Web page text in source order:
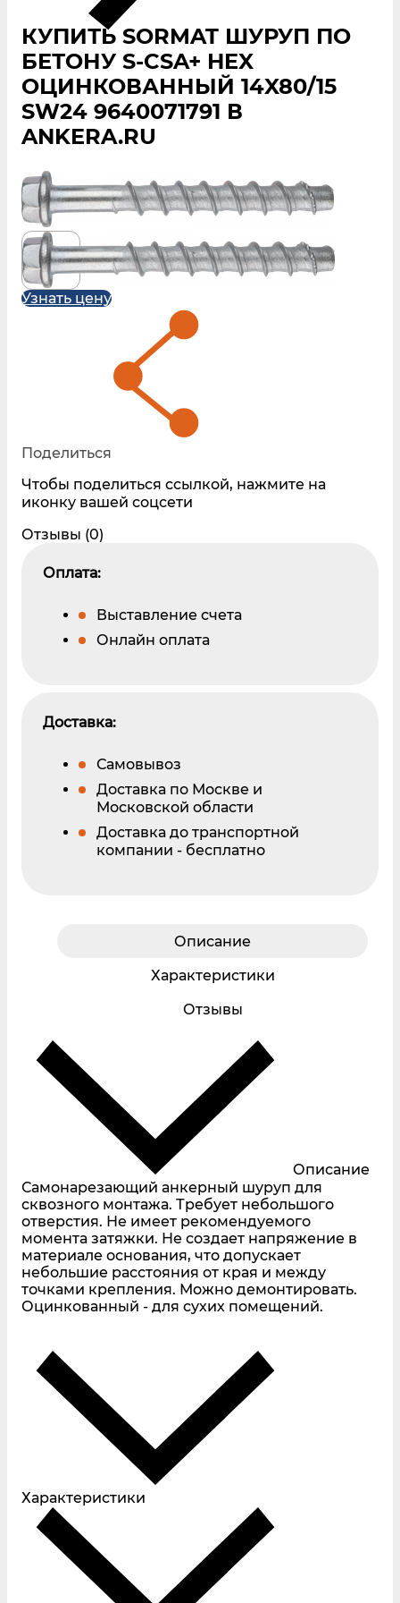
КУПИТЬ SORMAT ШУРУП ПО
БЕТОНУ S‑CSA+ HEX
ОЦИНКОВАННЫЙ 14X80/15
SW24 9640071791 В
ANKERA.RU
Узнать цену
Поделиться
Чтобы поделиться ссылкой, нажмите на
иконку вашей соцсети
Отзывы (0)
Оплата:
Выставление счета
Онлайн оплата
Доставка:
Самовывоз
Доставка по Москве и
Московской области
Доставка до транспортной
компании - бесплатно
Описание
Характеристики
Отзывы
Описание
Самонарезающий анкерный шуруп для
сквозного монтажа. Требует небольшого
отверстия. Не имеет рекомендуемого
момента затяжки. Не создает напряжение в
материале основания, что допускает
небольшие расстояния от края и между
точками крепления. Можно демонтировать.
Оцинкованный - для сухих помещений.
Характеристики